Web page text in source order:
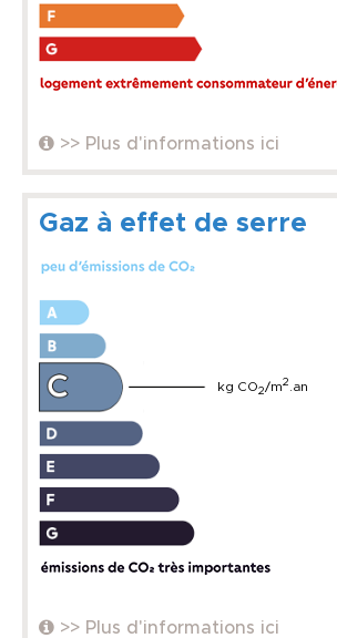
>> Plus d'informations ici
Gaz à effet de serre
kg CO2/m2 .an
>> Plus d'informations ici